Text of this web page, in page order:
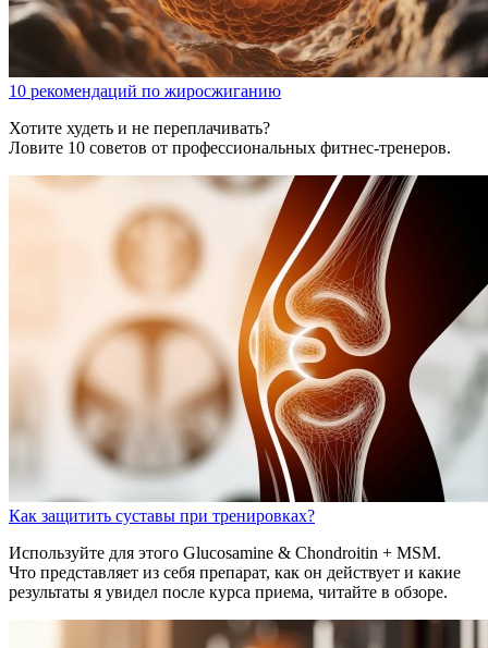
10 рекомендаций по жиросжиганию
Хотите худеть и не переплачивать?
Ловите 10 советов от профессиональных фитнес-тренеров.
Как защитить суставы при тренировках?
Используйте для этого Glucosamine & Chondroitin + MSM.
Что представляет из себя препарат, как он действует и какие
результаты я увидел после курса приема, читайте в обзоре.